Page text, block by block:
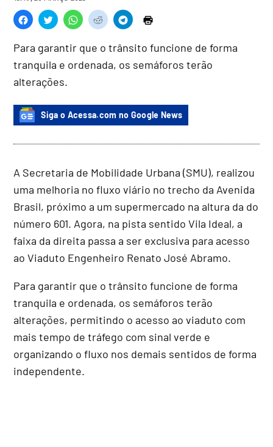
Para garantir que o trânsito funcione de forma
tranquila e ordenada, os semáforos terão
alterações.
Siga o Acessa.com no Google News
A Secretaria de Mobilidade Urbana (SMU), realizou
uma melhoria no fluxo viário no trecho da Avenida
Brasil, próximo a um supermercado na altura da do
número 601. Agora, na pista sentido Vila Ideal, a
faixa da direita passa a ser exclusiva para acesso
ao Viaduto Engenheiro Renato José Abramo.
Para garantir que o trânsito funcione de forma
tranquila e ordenada, os semáforos terão
alterações, permitindo o acesso ao viaduto com
mais tempo de tráfego com sinal verde e
organizando o fluxo nos demais sentidos de forma
independente.